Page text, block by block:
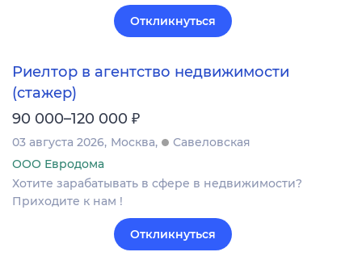
Откликнуться
Риелтор в агентство недвижимости
(стажер)
90 000–120 000 ₽
03 августа 2026 Москва
Савеловская
ООО Евродома
Хотите зарабатывать в сфере в недвижимости?
Приходите к нам !
Откликнуться